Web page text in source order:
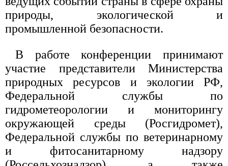
природы, экологической и
промышленной безопасности.
В работе конференции принимают
участие представители Министерства
природных ресурсов и экологии РФ,
Федеральной службы по
гидрометеорологии и мониторингу
окружающей среды (Росгидромет),
Федеральной службы по ветеринарному
и фитосанитарному надзору